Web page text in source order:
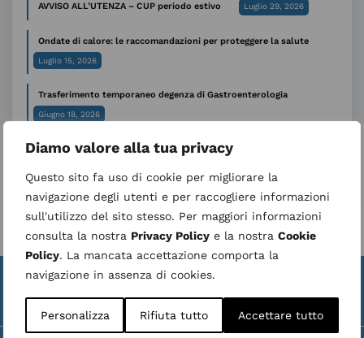
Diamo valore alla tua privacy
Questo sito fa uso di cookie per migliorare la
navigazione degli utenti e per raccogliere informazioni
sull'utilizzo del sito stesso. Per maggiori informazioni
consulta la nostra Privacy Policy e la nostra Cookie
Policy. La mancata accettazione comporta la
navigazione in assenza di cookies.
Personalizza Rifiuta tutto Accettare tutto
AVVISO ALL’UTENZA – CUP periodo estivo Luglio 29, 2026
Ondate di calore: le raccomandazioni per proteggere la salute
Luglio 15, 2026
Trasferimento temporaneo degenza di Gastroenterologia
Giugno 18, 2026
Valuta la struttura| Whistleblower
Ultimo aggiornamento: 06 August 2026